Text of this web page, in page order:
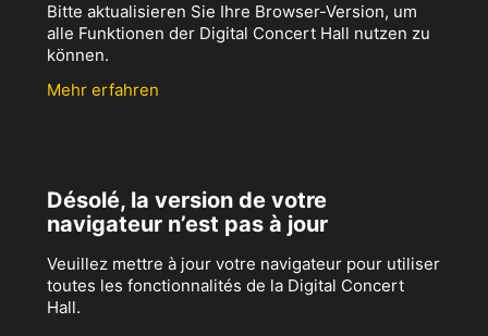
Bitte aktualisieren Sie Ihre Browser-Version, um
alle Funktionen der Digital Concert Hall nutzen zu
können.
Mehr erfahren
Désolé, la version de votre
navigateur n’est pas à jour
Veuillez mettre à jour votre navigateur pour utiliser
toutes les fonctionnalités de la Digital Concert
Hall.